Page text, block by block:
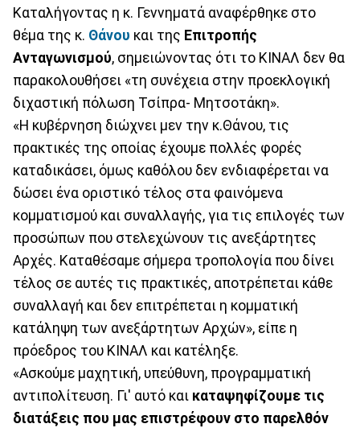
Καταλήγοντας η κ. Γεννηματά αναφέρθηκε στο
θέμα της κ. Θάνου και της Επιτροπής
Ανταγωνισμού, σημειώνοντας ότι το ΚΙΝΑΛ δεν θα
παρακολουθήσει «τη συνέχεια στην προεκλογική
διχαστική πόλωση Τσίπρα- Μητσοτάκη».
«Η κυβέρνηση διώχνει μεν την κ.Θάνου, τις
πρακτικές της οποίας έχουμε πολλές φορές
καταδικάσει, όμως καθόλου δεν ενδιαφέρεται να
δώσει ένα οριστικό τέλος στα φαινόμενα
κομματισμού και συναλλαγής, για τις επιλογές των
προσώπων που στελεχώνουν τις ανεξάρτητες
Αρχές. Καταθέσαμε σήμερα τροπολογία που δίνει
τέλος σε αυτές τις πρακτικές, αποτρέπεται κάθε
συναλλαγή και δεν επιτρέπεται η κομματική
κατάληψη των ανεξάρτητων Αρχών», είπε η
πρόεδρος του ΚΙΝΑΛ και κατέληξε.
«Ασκούμε μαχητική, υπεύθυνη, προγραμματική
αντιπολίτευση. Γι' αυτό και καταψηφίζουμε τις
διατάξεις που μας επιστρέφουν στο παρελθόν